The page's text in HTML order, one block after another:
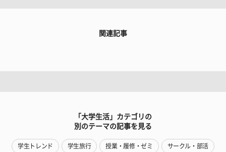
関連記事
「大学生活」カテゴリの
別のテーマの記事を見る
学生トレンド 学生旅行 授業・履修・ゼミ サークル・部活